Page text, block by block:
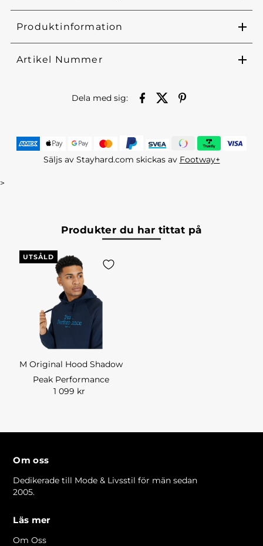
Produktinformation
Artikel Nummer
Dela med sig:
Säljs av Stayhard.com skickas av Footway+
>
Produkter du har tittat på
UTSÅLD
M Original Hood Shadow
Peak Performance
1 099 kr
Om oss
Dedikerade till Mode & Livsstil för män sedan
2005.
Läs mer
Om Oss